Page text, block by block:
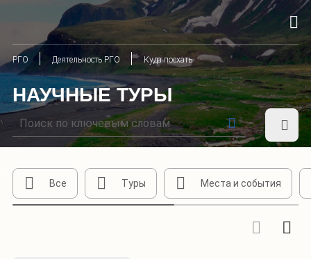
РГО Деятельность РГО Куда поехать
НАУЧНЫЕ ТУРЫ
Все Туры Места и события